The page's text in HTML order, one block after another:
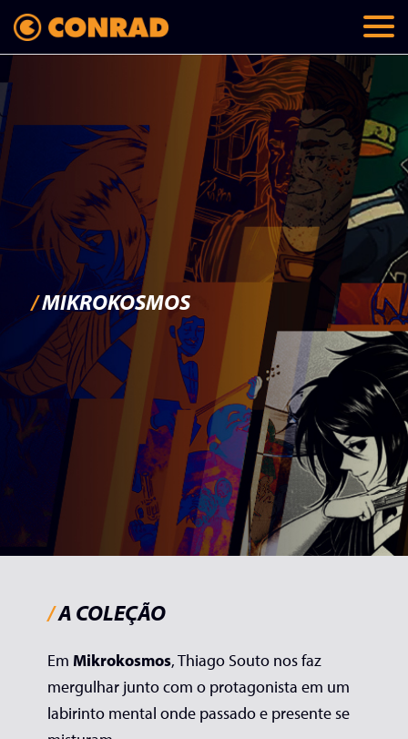
/MIKROKOSMOS
/A COLEÇÃO
Em Mikrokosmos, Thiago Souto nos faz
mergulhar junto com o protagonista em um
labirinto mental onde passado e presente se